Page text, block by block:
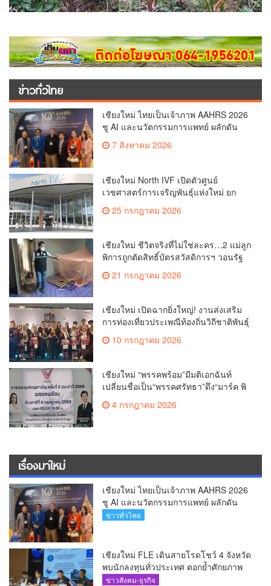
ข่าวทั่วไทย
เชียงใหม่ ไทยเป็นเจ้าภาพ AAHRS 2026
ชู AI และนวัตกรรมการแพทย์ ผลักดัน
Medical Hub และศูนย์กลางปลูกผมแห่ง
เอเชีย(คลิป)
7 สิงหาคม 2026
เชียงใหม่ North IVF เปิดตัวศูนย์
เวชศาสตร์การเจริญพันธุ์แห่งใหม่ ยก
บุตรยากของภูมิภาค(คลิป)
25 กรกฎาคม 2026
เชียงใหม่ ชีวิตจริงที่ไม่ใช่ละคร…2 แม่ลูก
พิการถูกตัดสิทธิ์บัตรสวัสดิการฯ วอนรัฐ
21 กรกฎาคม 2026
เชียงใหม่ เปิดฉากยิ่งใหญ่! งานส่งเสริม
การท่องเที่ยวประเพณีท้องถิ่นวิถีชาติพันธุ์
ล้านนา(คลิป)
10 กรกฎาคม 2026
เชียงใหม่ “พรรคพร้อม”มีมติเอกฉันท์
เปลี่ยนชื่อเป็น“พรรคศรัทธา”ดึง“มาร์ค พิ
ตบูล”นำทัพกรรมการบริหารชุดใหม่(คลิป)
4 กรกฎาคม 2026
เรื่องมาใหม่
เชียงใหม่ ไทยเป็นเจ้าภาพ AAHRS 2026
ชู AI และนวัตกรรมการแพทย์ ผลักดัน
Medical Hub และศูนย์กลางปลูกผมแห่ง
ข่าวทั่วไทย
เชียงใหม่ FLE เดินสายโรดโชว์ 4 จังหวัด
พบนักลงทุนทั่วประเทศ ตอกย้ำศักยภาพ
ผู้นำธุรกิจระบบน้ำครบวงจร(คลิป)
ข่าวสังคม-ธุรกิจ